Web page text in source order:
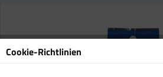
Cookie-Richtlinien